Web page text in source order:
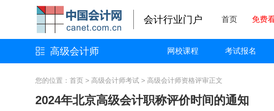
会计行业门户 首页 免费
高级会计师 网校课程 考试报名
您的位置： 首页 > 高级会计师考试 > 高级会计师资格评审正文
2024年北京高级会计职称评价时间的通知